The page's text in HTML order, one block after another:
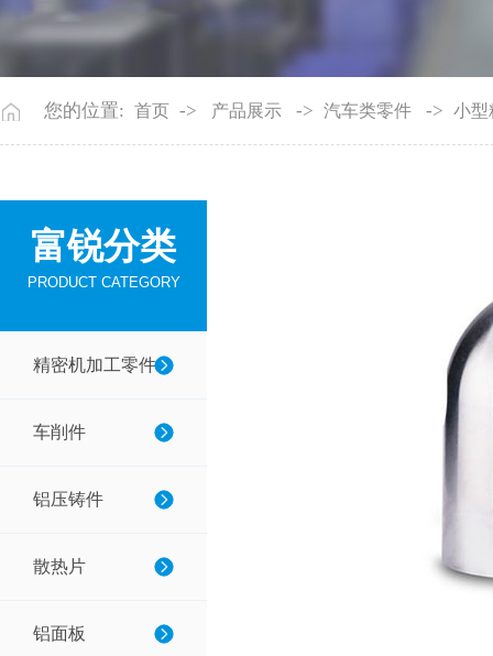
您的位置: 首页 -> 产品展示 -> 汽车类零件 -> 小型
富锐分类
PRODUCT CATEGORY
精密机加工零件
车削件
铝压铸件
散热片
铝面板